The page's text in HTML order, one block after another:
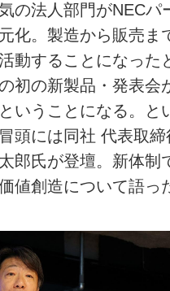
の法人部門がNECパ
化。製造から販売ま
動することになった
初の新製品・発表会
いうことになる。と
頭には同社 代表取
郎氏が登壇。新体制
値創造について語っ